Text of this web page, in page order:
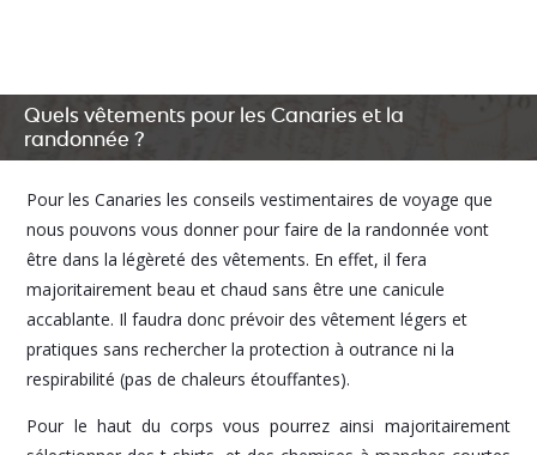
Quels vêtements pour les Canaries et la
randonnée ?
Pour les Canaries les conseils vestimentaires de voyage que
nous pouvons vous donner pour faire de la randonnée vont
être dans la légèreté des vêtements. En effet, il fera
majoritairement beau et chaud sans être une canicule
accablante. Il faudra donc prévoir des vêtement légers et
pratiques sans rechercher la protection à outrance ni la
respirabilité (pas de chaleurs étouffantes).
Pour le haut du corps vous pourrez ainsi majoritairement